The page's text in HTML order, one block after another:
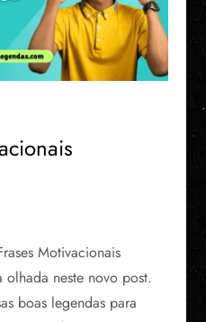
Motivacionais
olhada neste novo post.
boas legendas para